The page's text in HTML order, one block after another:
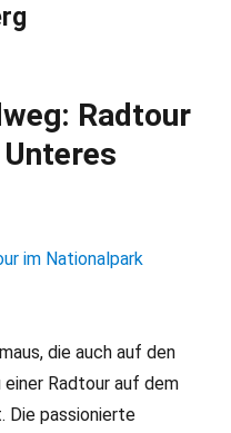
Radtour
die auch auf den
einer Radtour auf dem
Die passionierte